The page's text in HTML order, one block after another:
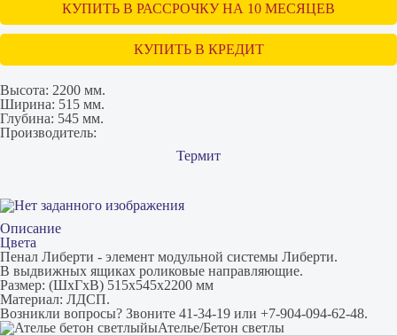
КУПИТЬ В РАССРОЧКУ НА 10 МЕСЯЦЕВ
КУПИТЬ В КРЕДИТ
Высота: 2200 мм.
Ширина: 515 мм.
Глубина: 545 мм.
Производитель:
Термит
Описание
Цвета
Пенал Либерти - элемент модульной системы Либерти.
В выдвижных ящиках роликовые направляющие.
Размер: (ШxГxВ) 515x545x2200 мм
Материал: ЛДСП.
Возникли вопросы? Звоните 41-34-19 или +7-904-094-62-48.
Ателье/Бетон светлы